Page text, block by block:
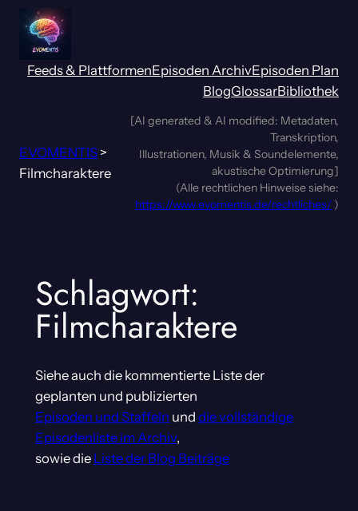
Zum
Inhalt
springen
Feeds & PlattformenEpisoden ArchivEpisoden Plan
BlogGlossarBibliothek
EVOMENTIS >
Filmcharaktere
[AI generated & AI modified: Metadaten,
Transkription,
Illustrationen, Musik & Soundelemente,
akustische Optimierung]
(Alle rechtlichen Hinweise siehe:
https://www.evomentis.de/rechtliches/ )
Schlagwort:
Filmcharaktere
Siehe auch die kommentierte Liste der
geplanten und publizierten
Episoden und Staffeln und die vollständige
Episodenliste im Archiv,
sowie die Liste der Blog Beiträge